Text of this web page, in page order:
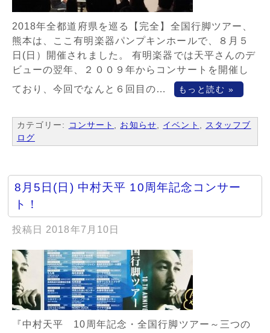
2018年全都道府県を巡る【完全】全国行脚ツアー、
熊本は、ここ有明楽器パンプキンホールで、８月５
日(日）開催されました。 有明楽器では天平さんのデ
ビューの翌年、２００９年からコンサートを開催し
ており、今回でなんと６回目の…
もっと読む »
カテゴリー: コンサート , お知らせ, イベント , スタッフブ
ログ
8月5日(日) 中村天平 10周年記念コンサー
ト！
投稿日 2018年7月10日
『中村天平 10周年記念・全国行脚ツアー～三つの